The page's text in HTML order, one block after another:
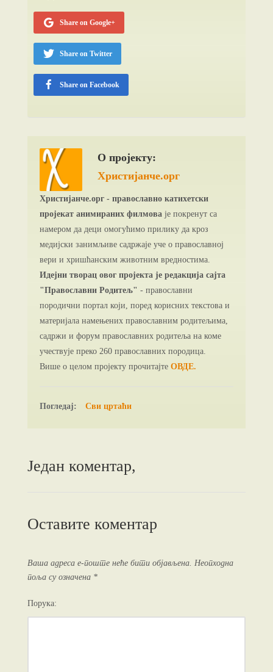
Share on Google+
Share on Twitter
Share on Facebook
О пројекту:
Христијанче.орг
Христијанче.орг - православно катихетски
пројекат анимираних филмова је покренут са
намером да деци омогућимо прилику да кроз
медијски занимљиве садржаје уче о православној
вери и хришћанским животним вредностима.
Идејни творац овог пројекта је редакција сајта
"Православни Родитељ" - православни
породични портал који, поред корисних текстова и
материјала намењених православним родитељима,
садржи и форум православних родитеља на коме
учествује преко 260 православних породица.
Више о целом пројекту прочитајте ОВДЕ.
Погледај: Сви цртаћи
Један коментар,
Оставите коментар
Ваша адреса е-поште неће бити објављена. Неопходна
поља су означена *
Порука: